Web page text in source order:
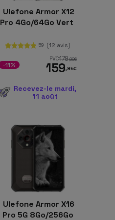
Ulefone Armor X12
Pro 4Go/64Go Vert
59 (12 avis)
PVC179,99€
159,95€
-11%
Recevez-le mardi,
11 août
Ulefone Armor X16
Pro 5G 8Go/256Go